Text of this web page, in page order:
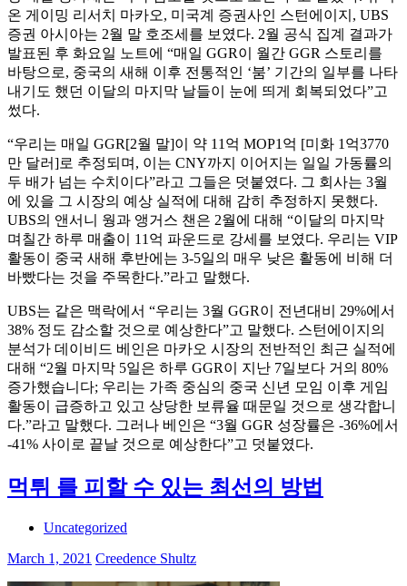
온 게이밍 리서치 마카오, 미국계 증권사인 스턴에이지, UBS
증권 아시아는 2월 말 호조세를 보였다. 2월 공식 집계 결과가
발표된 후 화요일 노트에 “매일 GGR이 월간 GGR 스토리를
바탕으로, 중국의 새해 이후 전통적인 ‘붐’ 기간의 일부를 나타
내기도 했던 이달의 마지막 날들이 눈에 띄게 회복되었다”고
썼다.
“우리는 매일 GGR[2월 말]이 약 11억 MOP1억 [미화 1억3770
만 달러]로 추정되며, 이는 CNY까지 이어지는 일일 가동률의
두 배가 넘는 수치이다”라고 그들은 덧붙였다. 그 회사는 3월
에 있을 그 시장의 예상 실적에 대해 감히 추정하지 못했다.
UBS의 앤서니 웡과 앵거스 챈은 2월에 대해 “이달의 마지막
며칠간 하루 매출이 11억 파운드로 강세를 보였다. 우리는 VIP
활동이 중국 새해 후반에는 3-5일의 매우 낮은 활동에 비해 더
바빴다는 것을 주목한다.”라고 말했다.
UBS는 같은 맥락에서 “우리는 3월 GGR이 전년대비 29%에서
38% 정도 감소할 것으로 예상한다”고 말했다. 스턴에이지의
분석가 데이비드 베인은 마카오 시장의 전반적인 최근 실적에
대해 “2월 마지막 5일은 하루 GGR이 지난 7일보다 거의 80%
증가했습니다; 우리는 가족 중심의 중국 신년 모임 이후 게임
활동이 급증하고 있고 상당한 보류율 때문일 것으로 생각합니
다.”라고 말했다. 그러나 베인은 “3월 GGR 성장률은 -36%에서
-41% 사이로 끝날 것으로 예상한다”고 덧붙였다.
먹튀 를 피할 수 있는 최선의 방법
Uncategorized
March 1, 2021 Creedence Shultz